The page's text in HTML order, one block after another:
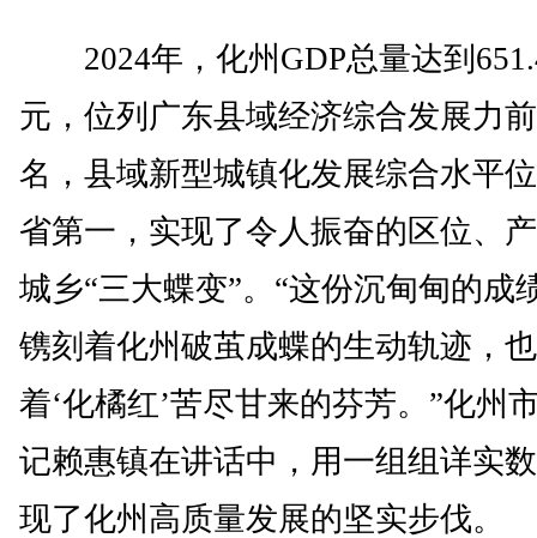
2024年，化州GDP总量达到
元，位列广东县域经济综合发展力
名，县域新型城镇化发展综合水平
省第一，实现了令人振奋的区位、
城乡“三大蝶变”。“这份沉甸甸的成
镌刻着化州破茧成蝶的生动轨迹，
着‘化橘红’苦尽甘来的芬芳。”化州
记赖惠镇在讲话中，用一组组详实
现了化州高质量发展的坚实步伐。